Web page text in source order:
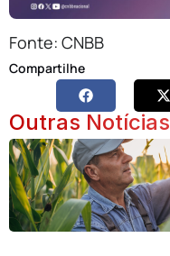
Fonte: CNBB
Compartilhe
Outras Notícias